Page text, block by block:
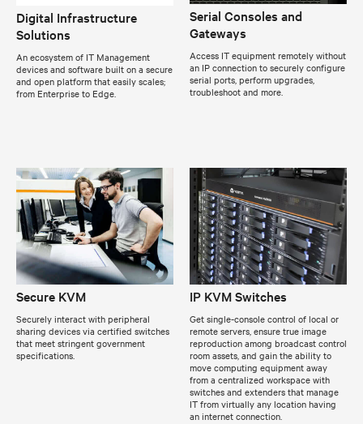
Digital Infrastructure
Solutions
An ecosystem of IT Management
devices and software built on a secure
and open platform that easily scales;
from Enterprise to Edge.
Serial Consoles and
Gateways
Access IT equipment remotely without
an IP connection to securely configure
serial ports, perform upgrades,
troubleshoot and more.
Secure KVM
Securely interact with peripheral
sharing devices via certified switches
that meet stringent government
specifications.
IP KVM Switches
Get single-console control of local or
remote servers, ensure true image
reproduction among broadcast control
room assets, and gain the ability to
move computing equipment away
from a centralized workspace with
switches and extenders that manage
IT from virtually any location having
an internet connection.